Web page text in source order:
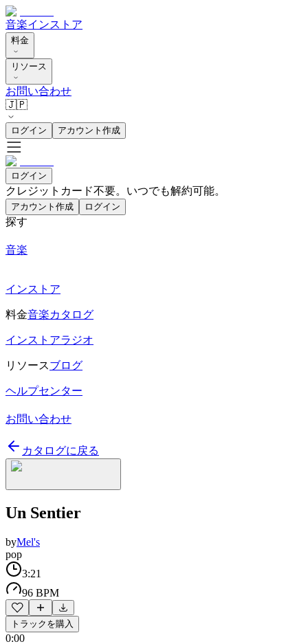
音楽インストア
料金
リソース
お問い合わせ
🇯🇵
ログイン アカウント作成
ログイン
クレジットカード不要。いつでも解約可能。
アカウント作成 ログイン
探す
音楽
インストア
料金音楽カタログ
インストアラジオ
リソースブログ
ヘルプセンター
お問い合わせ
カタログに戻る
Un Sentier
byMel's
pop
3:21
96 BPM
トラックを購入
0:00